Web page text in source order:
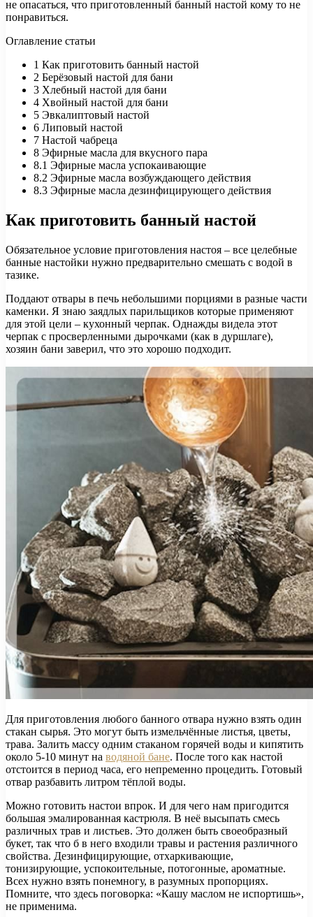
не опасаться, что приготовленный банный настой кому то не
понравиться.
Оглавление статьи
1 Как приготовить банный настой
2 Берёзовый настой для бани
3 Хлебный настой для бани
4 Хвойный настой для бани
5 Эвкалиптовый настой
6 Липовый настой
7 Настой чабреца
8 Эфирные масла для вкусного пара
8.1 Эфирные масла успокаивающие
8.2 Эфирные масла возбуждающего действия
8.3 Эфирные масла дезинфицирующего действия
Как приготовить банный настой
Обязательное условие приготовления настоя – все целебные
банные настойки нужно предварительно смешать с водой в
тазике.
Поддают отвары в печь небольшими порциями в разные части
каменки. Я знаю заядлых парильщиков которые применяют
для этой цели – кухонный черпак. Однажды видела этот
черпак с просверленными дырочками (как в дуршлаге),
хозяин бани заверил, что это хорошо подходит.
Для приготовления любого банного отвара нужно взять один
стакан сырья. Это могут быть измельчённые листья, цветы,
трава. Залить массу одним стаканом горячей воды и кипятить
около 5-10 минут на водяной бане. После того как настой
отстоится в период часа, его непременно процедить. Готовый
отвар разбавить литром тёплой воды.
Можно готовить настои впрок. И для чего нам пригодится
большая эмалированная кастрюля. В неё высыпать смесь
различных трав и листьев. Это должен быть своеобразный
букет, так что б в него входили травы и растения различного
свойства. Дезинфицирующие, отхаркивающие,
тонизирующие, успокоительные, потогонные, ароматные.
Всех нужно взять понемногу, в разумных пропорциях.
Помните, что здесь поговорка: «Кашу маслом не испортишь»,
не применима.